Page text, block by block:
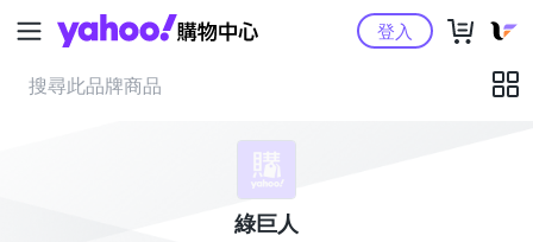
Yahoo購物中心登入
綠巨人